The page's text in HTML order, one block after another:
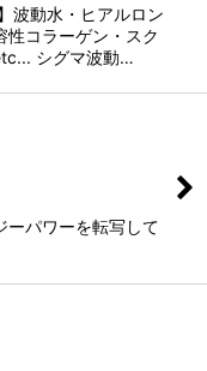
波動水・ヒアルロン
性コラーゲン・スク
シグマ波動…
ーパワーを転写して